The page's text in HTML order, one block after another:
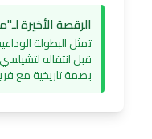
الرقصة الأخيرة
تمثل البطولة
قبل انتقاله
بصمة تاريخية مع